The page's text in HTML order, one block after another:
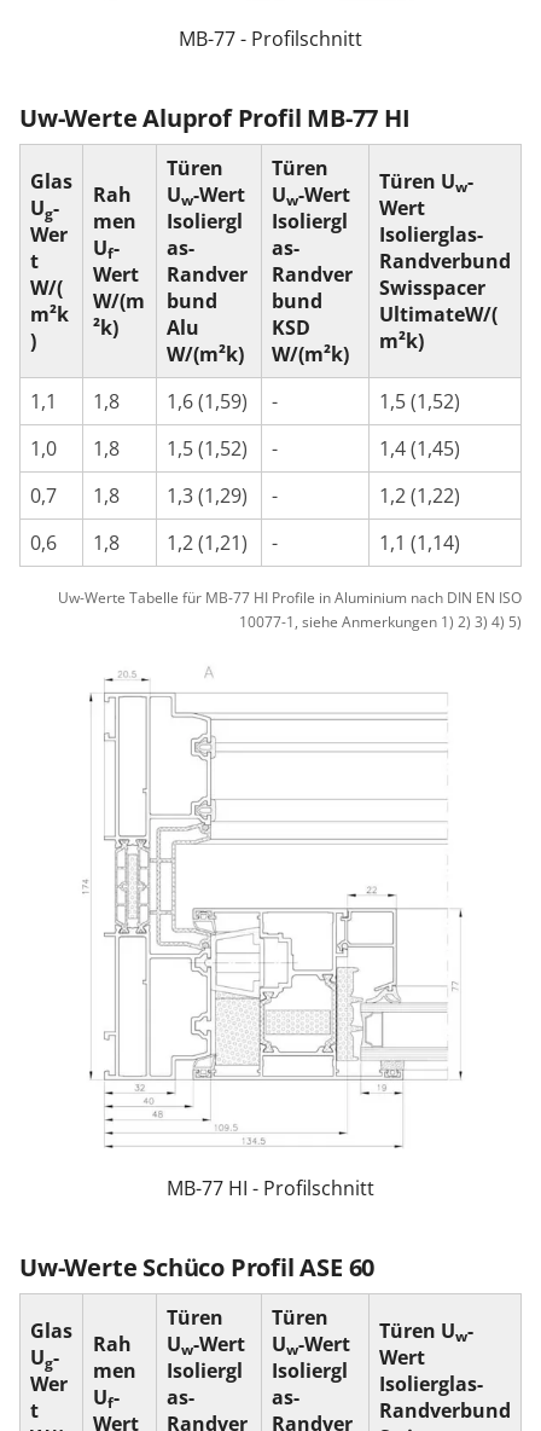
MB-77 - Profilschnitt
Uw-Werte Aluprof Profil MB-77 HI
Glas
Ug-
Wer
t
W/(
m²k
)
Rah
men
Uf-
Wert
W/(m
²k)
Türen
Uw-Wert
Isoliergl
as-
Randver
bund
Alu
W/(m²k)
Türen
Uw-Wert
Isoliergl
as-
Randver
bund
KSD
W/(m²k)
Türen Uw-
Wert
Isolierglas-
Randverbund
Swisspacer
UltimateW/(
m²k)
1,1 1,8 1,6 (1,59) -
1,5 (1,52)
1,0
1,8 1,5 (1,52) -
1,4 (1,45)
0,7
1,8 1,3 (1,29) -
1,2 (1,22)
0,6
1,8 1,2 (1,21) - 1,1 (1,14)
Uw-Werte Tabelle für MB-77 HI Profile in Aluminium nach DIN EN ISO
10077-1, siehe Anmerkungen 1) 2) 3) 4) 5)
MB-77 HI - Profilschnitt
Uw-Werte Schüco Profil ASE 60
Glas
Ug-
Wer
t
Rah
men
Uf-
Wert
Türen
Uw-Wert
Isoliergl
as-
Randver
Türen
Uw-Wert
Isoliergl
as-
Randver
Türen Uw-
Wert
Isolierglas-
Randverbund